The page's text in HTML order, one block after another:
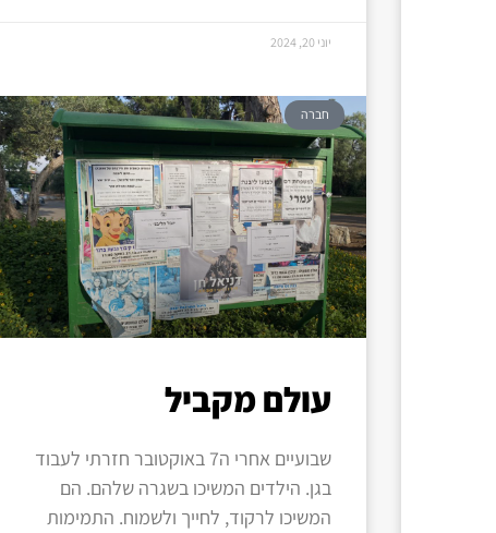
יוני 20, 2024
חברה
עולם מקביל
שבועיים אחרי ה7 באוקטובר חזרתי לעבוד
בגן. הילדים המשיכו בשגרה שלהם. הם
המשיכו לרקוד, לחייך ולשמוח. התמימות